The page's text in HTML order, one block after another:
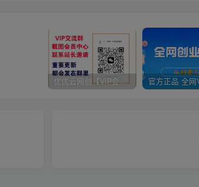
优优云网创【VIP会员专属交流群】